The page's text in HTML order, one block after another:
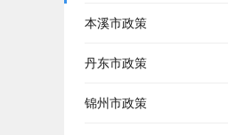
本溪市政策
丹东市政策
锦州市政策